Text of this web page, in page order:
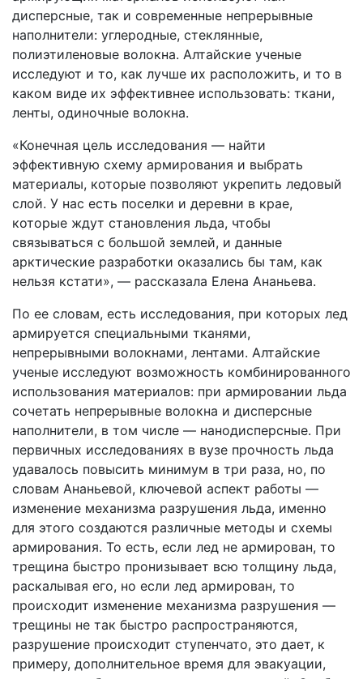
дисперсные, так и современные непрерывные
наполнители: углеродные, стеклянные,
полиэтиленовые волокна. Алтайские ученые
исследуют и то, как лучше их расположить, и то в
каком виде их эффективнее использовать: ткани,
ленты, одиночные волокна.
«Конечная цель исследования — найти
эффективную схему армирования и выбрать
материалы, которые позволяют укрепить ледовый
слой. У нас есть поселки и деревни в крае,
которые ждут становления льда, чтобы
связываться с большой землей, и данные
арктические разработки оказались бы там, как
нельзя кстати», — рассказала Елена Ананьева.
По ее словам, есть исследования, при которых лед
армируется специальными тканями,
непрерывными волокнами, лентами. Алтайские
ученые исследуют возможность комбинированного
использования материалов: при армировании льда
сочетать непрерывные волокна и дисперсные
наполнители, в том числе — нанодисперсные. При
первичных исследованиях в вузе прочность льда
удавалось повысить минимум в три раза, но, по
словам Ананьевой, ключевой аспект работы —
изменение механизма разрушения льда, именно
для этого создаются различные методы и схемы
армирования. То есть, если лед не армирован, то
трещина быстро пронизывает всю толщину льда,
раскалывая его, но если лед армирован, то
происходит изменение механизма разрушения —
трещины не так быстро распространяются,
разрушение происходит ступенчато, это дает, к
примеру, дополнительное время для эвакуации,